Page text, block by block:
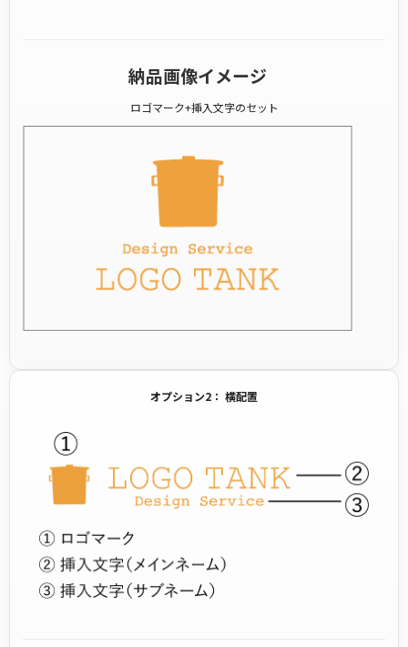
納品画像イメージ
ロゴマーク+挿入文字のセット
オプション2： 横配置